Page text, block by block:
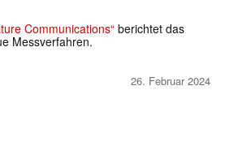
Communications“berichtet das
Messverfahren.
26. Februar 2024